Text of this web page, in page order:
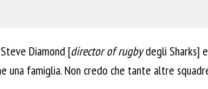
Diamond [director of rugbydegli Sharks]
una famiglia. Non credo che tante altre